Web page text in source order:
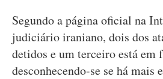
Segundo a página oficial na
judiciário iraniano, dois dos
detidos e um terceiro está em
desconhecendo-se se há mais